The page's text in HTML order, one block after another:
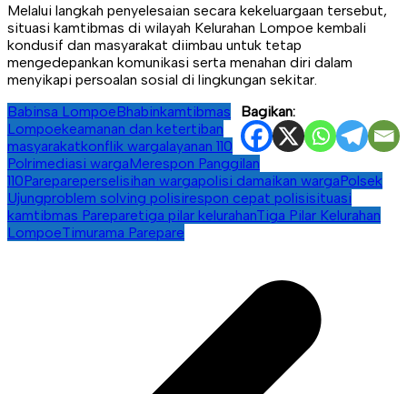
Melalui langkah penyelesaian secara kekeluargaan tersebut,
situasi kamtibmas di wilayah Kelurahan Lompoe kembali
kondusif dan masyarakat diimbau untuk tetap
mengedepankan komunikasi serta menahan diri dalam
menyikapi persoalan sosial di lingkungan sekitar.
Bagikan:
Babinsa LompoeBhabinkamtibmas
Lompoekeamanan dan ketertiban
masyarakatkonflik wargalayanan 110
Polrimediasi wargaMerespon Panggilan
110Parepareperselisihan wargapolisi damaikan wargaPolsek
Ujungproblem solving polisirespon cepat polisisituasi
kamtibmas Pareparetiga pilar kelurahanTiga Pilar Kelurahan
LompoeTimurama Parepare